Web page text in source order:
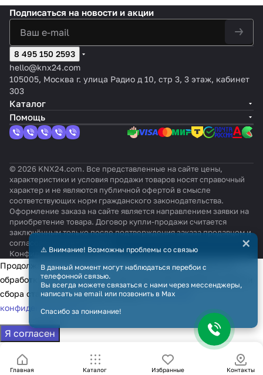
Главная Каталог Избранные Контакты
Подписаться на новости и акции
8 495 150 2593
hello@knx24.com
105005, Москва г. улица Радио д 10, стр 3, 3 этаж, кабинет
303
Каталог
Помощь
© 2026 KNX24.com. Все представленные на сайте цены,
характеристики и условия продажи товаров носят справочный
характер и не являются публичной офертой в смысле
соответствующих норм гражданского законодательства.
Оформление заказа на сайте является направлением заявки на
приобретение товара. Договор купли-продажи считается
заключённым только после подтверждения заказа продавцом и
согласования всех условий.
КонфиденциальностьОферта
⚠️ Внимание! Возможны проблемы со связью
В данный момент могут наблюдаться перебои с
телефонной связью.
Вы всегда можете связаться с нами через мессенджеры,
написать на email или позвонить в Max
Спасибо за понимание!
×
Продолжая использовать наш сайт, вы даёте согласие на
обработку файлов cookie в целях функционирования сайта и
сбора статистики в соответствии сполитикой
конфиденциальности
Я согласен